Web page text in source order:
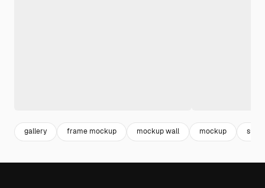
gallery frame mockup mockup wall mockup